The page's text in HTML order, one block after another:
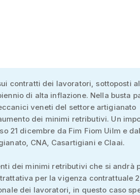
contratti dei lavoratori, sottoposti
di alta inflazione. Nella busta
veneti del settore artigianato
dei minimi retributivi. Un
21 dicembre da Fim Fiom Uilm e
CNA, Casartigiani e Claai.
dei minimi retributivi che si andrà
per la vigenza contrattuale
dei lavoratori, in questo caso